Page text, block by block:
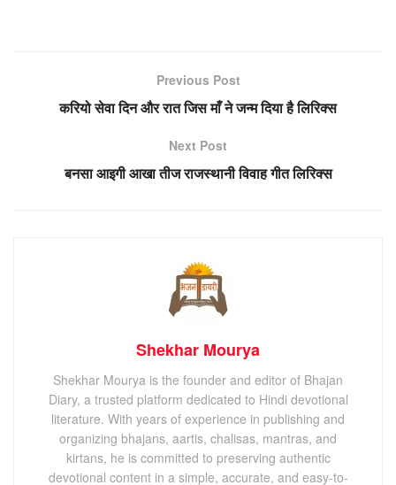
Previous Post
करियो सेवा दिन और रात जिस माँ ने जन्म दिया है लिरिक्स
Next Post
बनसा आइगी आखा तीज राजस्थानी विवाह गीत लिरिक्स
Shekhar Mourya
Shekhar Mourya is the founder and editor of Bhajan
Diary, a trusted platform dedicated to Hindi devotional
literature. With years of experience in publishing and
organizing bhajans, aartis, chalisas, mantras, and
kirtans, he is committed to preserving authentic
devotional content in a simple, accurate, and easy-to-